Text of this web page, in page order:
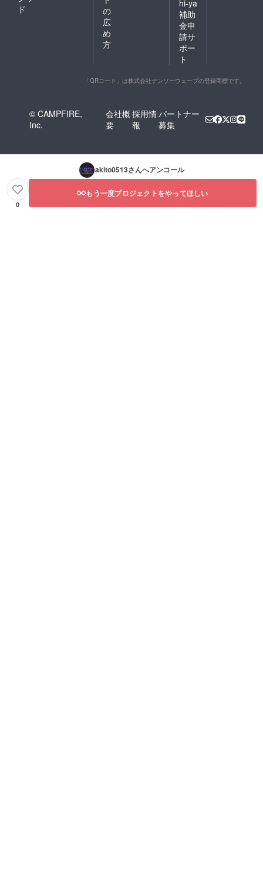
ド
の
広
め
方
hi-ya
補助
金申
請サ
ポー
ト
「QRコード」は株式会社デンソーウェーブの登録商標です。
© CAMPFIRE,
Inc.
会社概
要
採用情
報
パートナー
募集
akito0513さんへアンコール
0
もう一度プロジェクトをやってほしい